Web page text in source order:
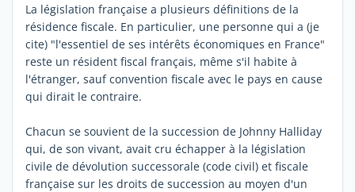
La législation française a plusieurs définitions de la
résidence fiscale. En particulier, une personne qui a (je
cite) "l'essentiel de ses intérêts économiques en France"
reste un résident fiscal français, même s'il habite à
l'étranger, sauf convention fiscale avec le pays en cause
qui dirait le contraire.
Chacun se souvient de la succession de Johnny Halliday
qui, de son vivant, avait cru échapper à la législation
civile de dévolution successorale (code civil) et fiscale
française sur les droits de succession au moyen d'un